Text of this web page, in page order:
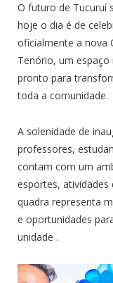
O futuro de Tucuruí
hoje o dia é de
oficialmente a nova
Tenório, um
pronto para
toda a comunidade.
A solenidade de
professores,
contam com um
esportes, atividades
quadra representa
e oportunidades
unidade .